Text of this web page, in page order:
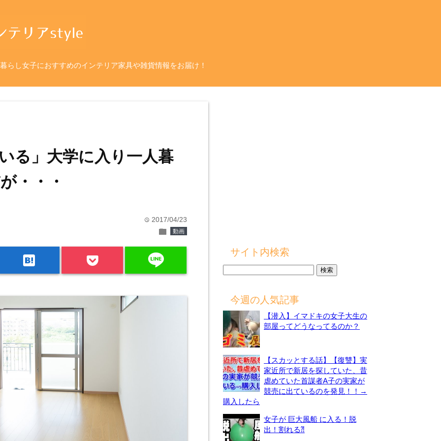
らし女子におすすめのインテリア家具や雑貨情報をお届け！
る」大学に入り一人暮
・・・
time 2017/04/23
folder 動画
hatenabookmark line サイト内検索
今週の人気記事
【潜入】イマドキの女子大生の
部屋ってどうなってるのか？
【スカッとする話】【復讐】実
家近所で新居を探していた、昔
虐めていた首謀者A子の実家が
競売に出ているのを発見！！→
購入したら
女子が 巨大風船 に入る！脱
出！割れる⁈